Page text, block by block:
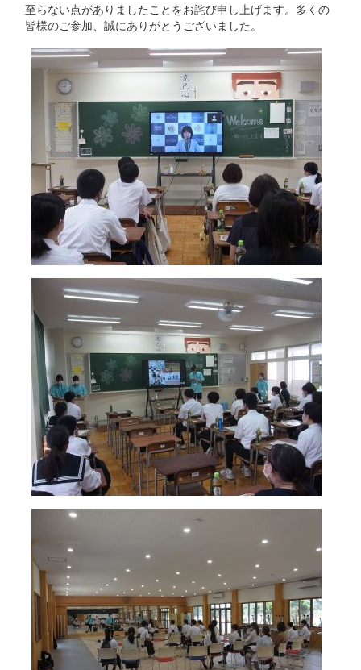
至らない点がありましたことをお詫び申し上げます。多くの
皆様のご参加、誠にありがとうございました。